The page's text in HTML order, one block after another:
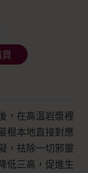
，在高溫岩漿裡
根本地直接對應
，祛除一切邪靈
低三高，促進生